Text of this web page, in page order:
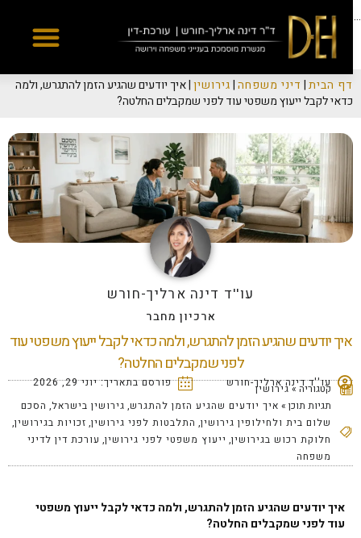
Yes
...
דף הבית|דיני משפחה|גירושין|איך יודעים שהגיע הזמן להתגרש, ולמה
כדאי לקבל ייעוץ משפטי עוד לפני שמקבלים החלטה?
עו''ד דינה ארליך-חורש
ארכיון מחבר
איך יודעים שהגיע הזמן להתגרש, ולמה כדאי לקבל ייעוץ משפטי עוד
לפני שמקבלים החלטה?
עו''ד דינה ארליך-חורש פורסם בתאריך:יוני 29, 2026 קטגוריה » גירושין
תגיות תוכן » איך יודעים שהגיע הזמן להתגרש,גירושין בישראל,הסכם
שלום בית ולחילופין גירושין,התלבטות לפני גירושין,זכויות בגירושין,
חלוקת רכוש בגירושין,ייעוץ משפטי לפני גירושין,עורכת דין לדיני
משפחה
איך יודעים שהגיע הזמן להתגרש, ולמה כדאי לקבל ייעוץ משפטי
עוד לפני שמקבלים החלטה?